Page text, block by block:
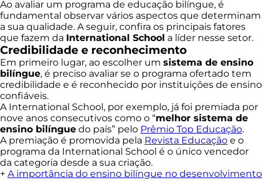
Ao avaliar um programa de educação bilíngue, é
fundamental observar vários aspectos que determinam
a sua qualidade. A seguir, confira os principais fatores
que fazem da International School a líder nesse setor.
Credibilidade e reconhecimento
Em primeiro lugar, ao escolher um sistema de ensino
bilíngue, é preciso avaliar se o programa ofertado tem
credibilidade e é reconhecido por instituições de ensino
confiáveis.
A International School, por exemplo, já foi premiada por
nove anos consecutivos como o “melhor sistema de
ensino bilíngue do país” pelo Prêmio Top Educação.
A premiação é promovida pela Revista Educação e o
programa da International School é o único vencedor
da categoria desde a sua criação.
+ A importância do ensino bilíngue no desenvolvimento